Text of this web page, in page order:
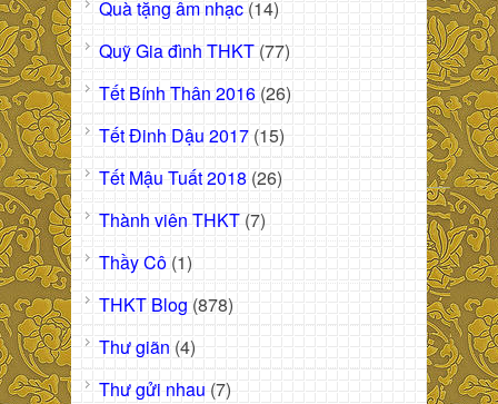
Quà tặng âm nhạc (14)
Quỹ Gia đình THKT (77)
Tết Bính Thân 2016 (26)
Tết Đinh Dậu 2017 (15)
Tết Mậu Tuất 2018 (26)
Thành viên THKT (7)
Thầy Cô (1)
THKT Blog (878)
Thư giãn (4)
Thư gửi nhau (7)